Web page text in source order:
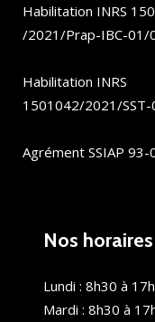
Habilitation INRS
/2021/Prap-IBC-01/
Habilitation INRS
1501042/2021/
Agrément SSIAP 93-
Nos
Lundi : 8h30 à
Mardi : 8h30 à